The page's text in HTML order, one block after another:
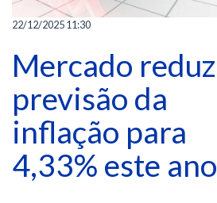
22/12/2025 11:30
Mercado reduz
previsão da
inflação para
4,33% este ano